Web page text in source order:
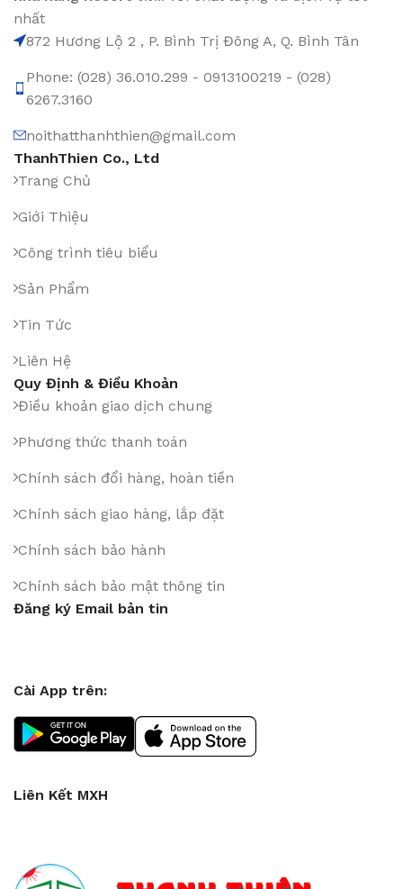
nhất
872 Hương Lộ 2 , P. Bình Trị Đông A, Q. Bình Tân
Phone: (028) 36.010.299 - 0913100219 - (028)
6267.3160
noithatthanhthien@gmail.com
ThanhThien Co., Ltd
Trang Chủ
Giới Thiệu
Công trình tiêu biểu
Sản Phẩm
Tin Tức
Liên Hệ
Quy Định & Điều Khoản
Điều khoản giao dịch chung
Phương thức thanh toán
Chính sách đổi hàng, hoàn tiền
Chính sách giao hàng, lắp đặt
Chính sách bảo hành
Chính sách bảo mật thông tin
Đăng ký Email bản tin
Cài App trên:
Liên Kết MXH